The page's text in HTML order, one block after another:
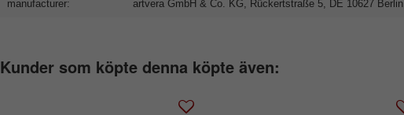
manufacturer: artvera GmbH & Co. KG, Rückertstraße 5, DE 10627 Berlin,
Kunder som köpte denna köpte även: